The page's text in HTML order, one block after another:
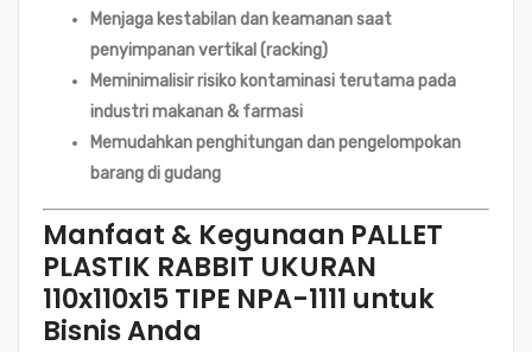
Menjaga kestabilan dan keamanan saat
penyimpanan vertikal (racking)
Meminimalisir risiko kontaminasi terutama pada
industri makanan & farmasi
Memudahkan penghitungan dan pengelompokan
barang di gudang
Manfaat & Kegunaan PALLET
PLASTIK RABBIT UKURAN
110x110x15 TIPE NPA-1111 untuk
Bisnis Anda